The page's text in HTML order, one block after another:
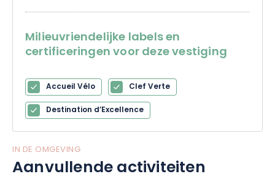
Milieuvriendelijke labels en
certificeringen voor deze vestiging
Accueil Vélo
Clef Verte
Destination d’Excellence
IN DE OMGEVING
Aanvullende activiteiten